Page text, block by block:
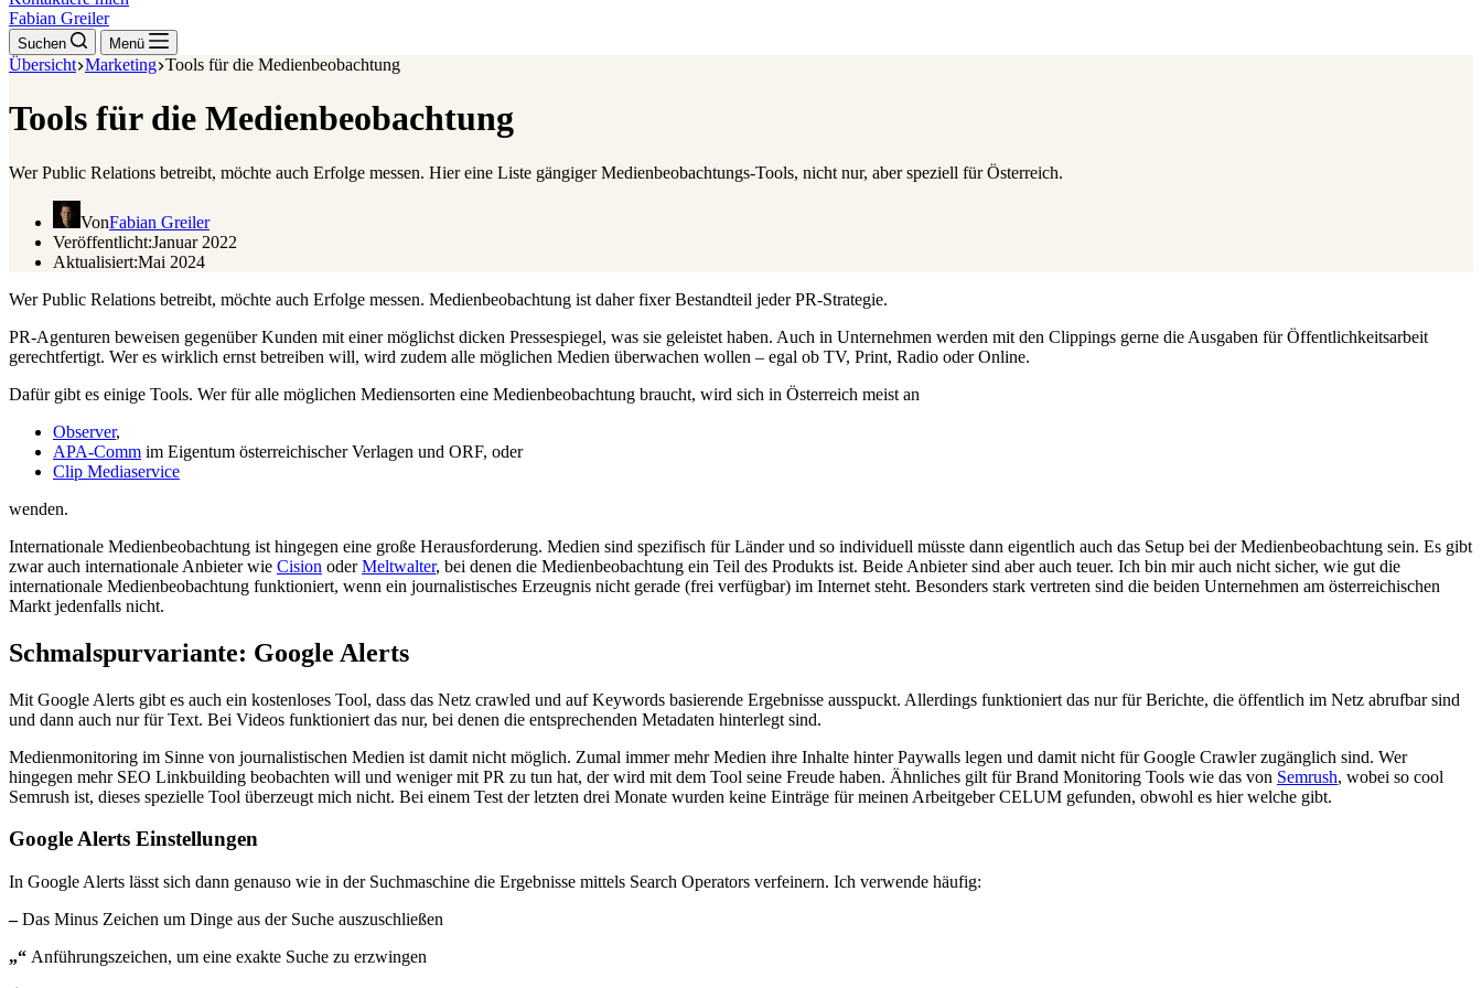
Fabian Greiler
Suchen Menü
Übersicht Marketing Tools für die Medienbeobachtung
Tools für die Medienbeobachtung
Wer Public Relations betreibt, möchte auch Erfolge messen. Hier eine Liste gängiger Medienbeobachtungs-Tools, nicht nur, aber speziell für Österreich.
VonFabian Greiler
Veröffentlicht:Januar 2022
Aktualisiert:Mai 2024
Wer Public Relations betreibt, möchte auch Erfolge messen. Medienbeobachtung ist daher fixer Bestandteil jeder PR-Strategie.
PR-Agenturen beweisen gegenüber Kunden mit einer möglichst dicken Pressespiegel, was sie geleistet haben. Auch in Unternehmen werden mit den Clippings gerne die Ausgaben für Öffentlichkeitsarbeit
gerechtfertigt. Wer es wirklich ernst betreiben will, wird zudem alle möglichen Medien überwachen wollen – egal ob TV, Print, Radio oder Online.
Dafür gibt es einige Tools. Wer für alle möglichen Mediensorten eine Medienbeobachtung braucht, wird sich in Österreich meist an
Observer,
APA-Comm im Eigentum österreichischer Verlagen und ORF, oder
Clip Mediaservice
wenden.
Internationale Medienbeobachtung ist hingegen eine große Herausforderung. Medien sind spezifisch für Länder und so individuell müsste dann eigentlich auch das Setup bei der Medienbeobachtung sein. Es gibt
zwar auch internationale Anbieter wie Cision oderMeltwalter, bei denen die Medienbeobachtung ein Teil des Produkts ist. Beide Anbieter sind aber auch teuer. Ich bin mir auch nicht sicher, wie gut die
internationale Medienbeobachtung funktioniert, wenn ein journalistisches Erzeugnis nicht gerade (frei verfügbar) im Internet steht. Besonders stark vertreten sind die beiden Unternehmen am österreichischen
Markt jedenfalls nicht.
Schmalspurvariante: Google Alerts
Mit Google Alerts gibt es auch ein kostenloses Tool, dass das Netz crawled und auf Keywords basierende Ergebnisse ausspuckt. Allerdings funktioniert das nur für Berichte, die öffentlich im Netz abrufbar sind
und dann auch nur für Text. Bei Videos funktioniert das nur, bei denen die entsprechenden Metadaten hinterlegt sind.
Medienmonitoring im Sinne von journalistischen Medien ist damit nicht möglich. Zumal immer mehr Medien ihre Inhalte hinter Paywalls legen und damit nicht für Google Crawler zugänglich sind. Wer
hingegen mehr SEO Linkbuilding beobachten will und weniger mit PR zu tun hat, der wird mit dem Tool seine Freude haben. Ähnliches gilt für Brand Monitoring Tools wie das von Semrush, wobei so cool
Semrush ist, dieses spezielle Tool überzeugt mich nicht. Bei einem Test der letzten drei Monate wurden keine Einträge für meinen Arbeitgeber CELUM gefunden, obwohl es hier welche gibt.
Google Alerts Einstellungen
In Google Alerts lässt sich dann genauso wie in der Suchmaschine die Ergebnisse mittels Search Operators verfeinern. Ich verwende häufig:
–Das Minus Zeichen um Dinge aus der Suche auszuschließen
„“ Anführungszeichen, um eine exakte Suche zu erzwingen